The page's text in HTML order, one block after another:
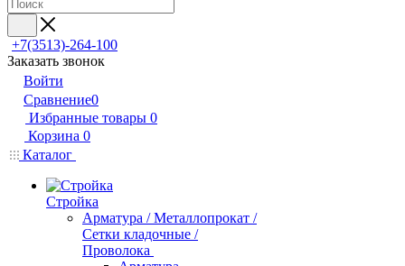
+7(3513)-264-100
Заказать звонок
Войти
Сравнение0
Избранные товары 0
Корзина 0
Каталог
Стройка
Арматура / Металлопрокат /
Сетки кладочные /
Проволока